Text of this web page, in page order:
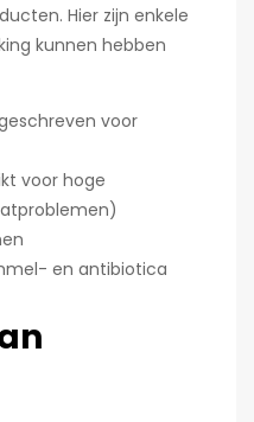
Hier zijn enkele
kunnen hebben
voor
voor hoge
en antibiotica